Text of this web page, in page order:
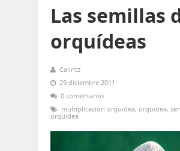
Las semillas
orquídeas
Calintz
29 diciembre 2011
0 comentarios
multiplicación orquídea, orquidea,
orquídea